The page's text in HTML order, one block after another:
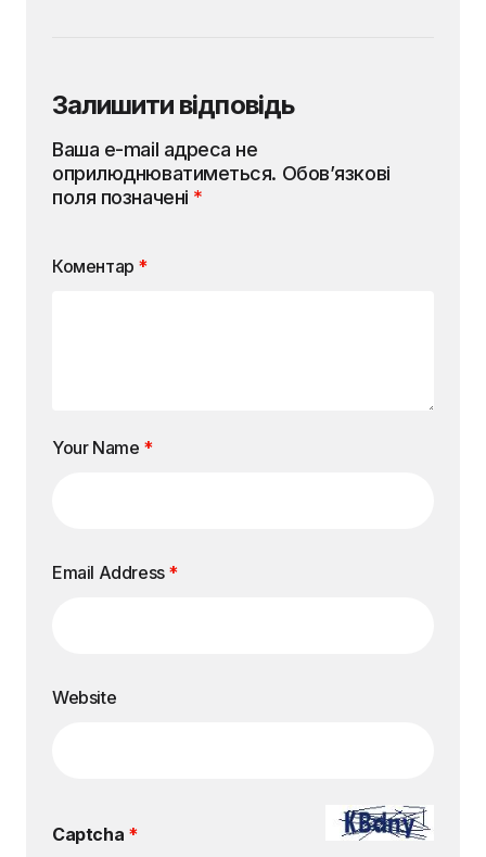
Залишити відповідь
Ваша e-mail адреса не
оприлюднюватиметься. Обов’язкові
поля позначені *
Коментар *
Your Name *
Email Address *
Website
Captcha *